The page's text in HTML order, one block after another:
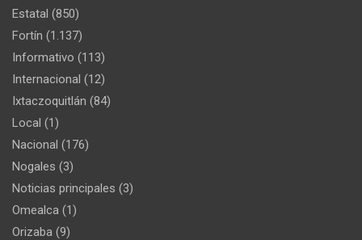
Estatal (850)
Fortín (1.137)
Informativo (113)
Internacional (12)
Ixtaczoquitlán (84)
Local (1)
Nacional (176)
Nogales (3)
Noticias principales (3)
Omealca (1)
Orizaba (9)